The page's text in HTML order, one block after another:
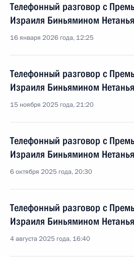
Телефонный разговор с
Израиля Биньямином
16 января 2026 года, 12:25
Телефонный разговор с
Израиля Биньямином
15 ноября 2025 года, 21:20
Телефонный разговор с
Израиля Биньямином
6 октября 2025 года, 20:30
Телефонный разговор с
Израиля Биньямином
4 августа 2025 года, 16:40